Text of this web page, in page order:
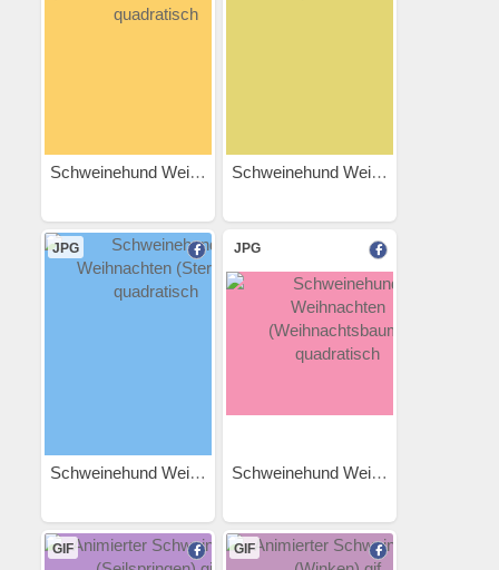
Schweinehund Weihnachten... Schweinehund Weihnachten...
JPG
Schweinehund Weihnachten...
JPG
Schweinehund Weihnachten...
GIF GIF